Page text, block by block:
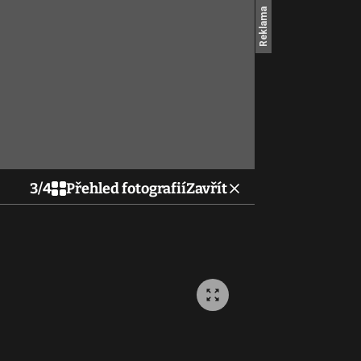
3/4 Přehled fotografiíZavřít